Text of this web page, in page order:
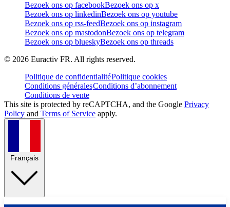
Bezoek ons op facebookBezoek ons op x
Bezoek ons op linkedinBezoek ons op youtube
Bezoek ons op rss-feedBezoek ons op instagram
Bezoek ons op mastodonBezoek ons op telegram
Bezoek ons op blueskyBezoek ons op threads
© 2026 Euractiv FR. All rights reserved.
Politique de confidentialitéPolitique cookies
Conditions généralesConditions d’abonnement
Conditions de vente
This site is protected by reCAPTCHA, and the Google Privacy
Policy and Terms of Service apply.
Français